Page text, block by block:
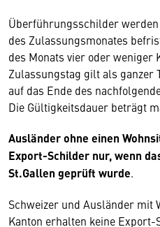
Überführungsschilder
des Zulassungsmonates
des Monats vier oder weniger
Zulassungstag gilt als ganzer
auf das Ende des
Die Gültigkeitsdauer beträgt
Ausländer ohne einen
Export-Schilder nur, wenn
St.Gallen geprüft wurde.
Schweizer und Ausländer mit
Kanton erhalten keine